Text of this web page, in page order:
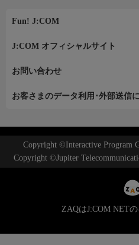
Fun! J:COM
J:COM オフィシャルサイト
お問い合わせ
お客さまのデータ利用･外部送信
Copyright ©Interactive Program
Copyright ©Jupiter
ZAQはJ:COM NET